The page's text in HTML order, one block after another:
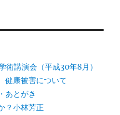
術講演会（平成30年8月）
健康被害について
あとがき
？小林芳正